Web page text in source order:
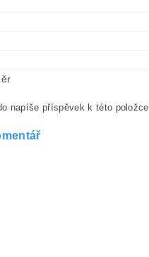
napíše příspěvek k této položce.